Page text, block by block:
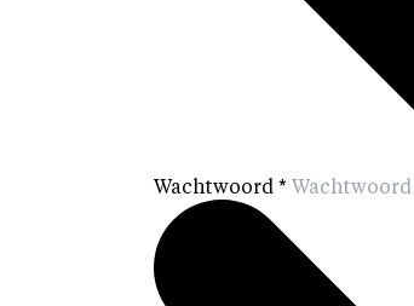
Wachtwoord *